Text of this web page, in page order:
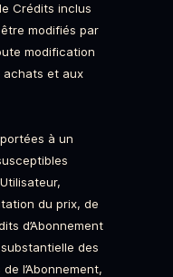
Crédits inclus
modifiés par
modification
achats et aux
à un
du prix, de
d’Abonnement
des
l’Abonnement,